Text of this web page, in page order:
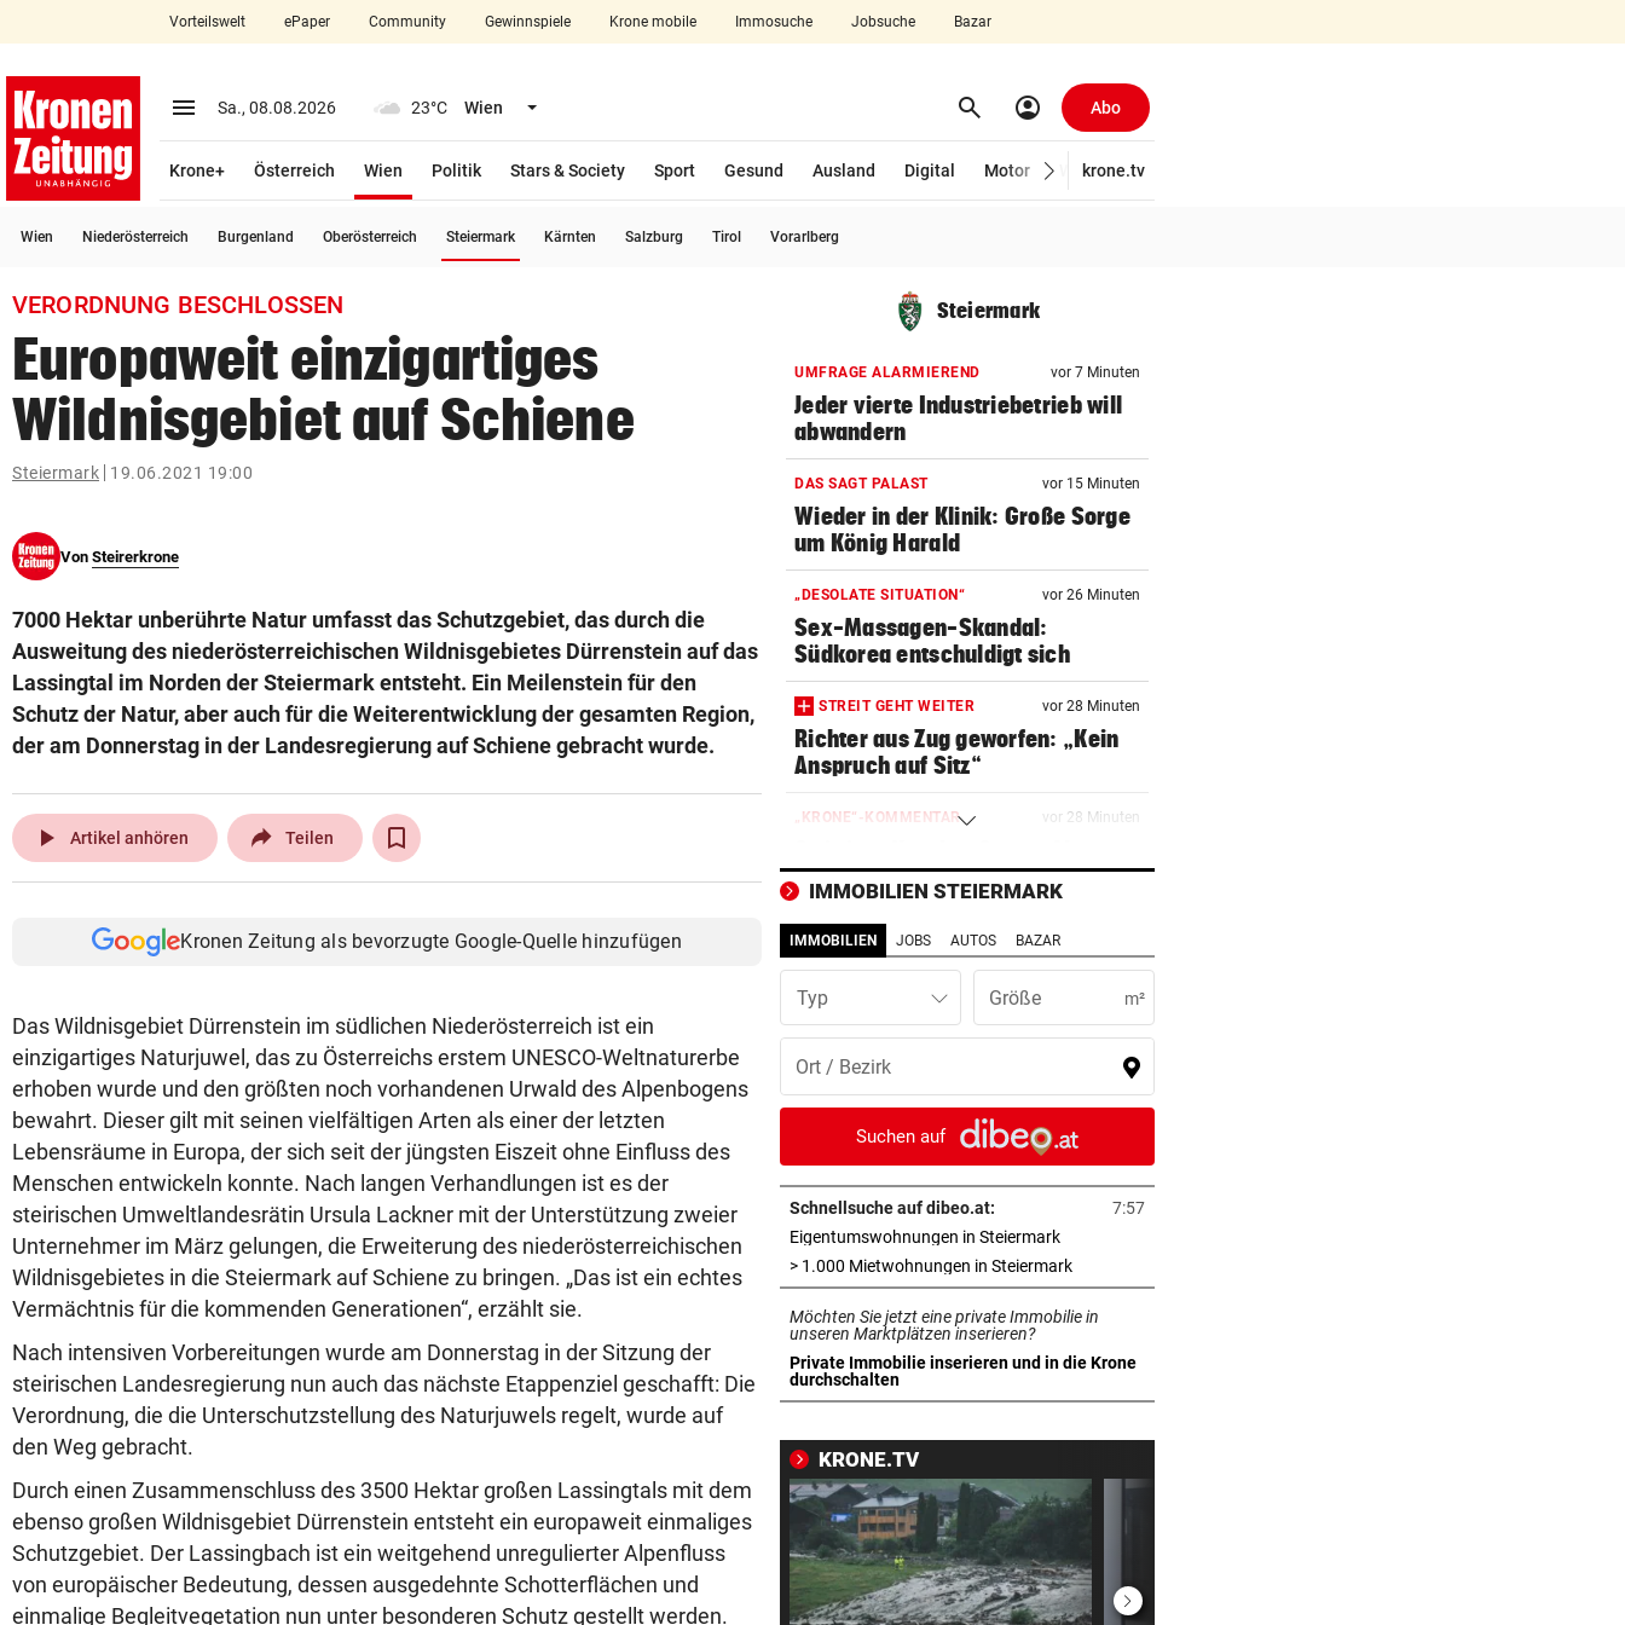
closeSchließen
account_circle Anmelden
arrow_right
Bundesland auswählen
bookmark
search
Suchbegriff
eingeben
© Krone Multimedia GmbH & Co KG 2026
Vorteilswelt ePaper Community Gewinnspiele Krone mobile Immosuche Jobsuche Bazar
menu Menü aufklappen
Sa., 08.08.2026 23°C Wien Menü aufklappen search Suchen
account_circle Abo
Krone+ Österreich Wien
Politik
Stars & Society Sport Gesund Ausland Digital Motor Wirtschaft
krone.tv
Wien Niederösterreich Burgenland Oberösterreich Steiermark Kärnten Salzburg Tirol Vorarlberg
VERORDNUNG BESCHLOSSEN
Europaweit einzigartiges
Wildnisgebiet auf Schiene
Steiermark 19.06.2021 19:00
Von Steirerkrone
7000 Hektar unberührte Natur umfasst das Schutzgebiet, das durch die
Ausweitung des niederösterreichischen Wildnisgebietes Dürrenstein auf das
Lassingtal im Norden der Steiermark entsteht. Ein Meilenstein für den
Schutz der Natur, aber auch für die Weiterentwicklung der gesamten Region,
der am Donnerstag in der Landesregierung auf Schiene gebracht wurde.
play_arrow Artikel anhören Teilen
Kronen Zeitung als bevorzugte Google-Quelle hinzufügen
Das Wildnisgebiet Dürrenstein im südlichen Niederösterreich ist ein
einzigartiges Naturjuwel, das zu Österreichs erstem UNESCO-Weltnaturerbe
erhoben wurde und den größten noch vorhandenen Urwald des Alpenbogens
bewahrt. Dieser gilt mit seinen vielfältigen Arten als einer der letzten
Lebensräume in Europa, der sich seit der jüngsten Eiszeit ohne Einfluss des
Menschen entwickeln konnte. Nach langen Verhandlungen ist es der
steirischen Umweltlandesrätin Ursula Lackner mit der Unterstützung zweier
Unternehmer im März gelungen, die Erweiterung des niederösterreichischen
Wildnisgebietes in die Steiermark auf Schiene zu bringen. „Das ist ein echtes
Vermächtnis für die kommenden Generationen“, erzählt sie.
Nach intensiven Vorbereitungen wurde am Donnerstag in der Sitzung der
steirischen Landesregierung nun auch das nächste Etappenziel geschafft: Die
Verordnung, die die Unterschutzstellung des Naturjuwels regelt, wurde auf
den Weg gebracht.
Durch einen Zusammenschluss des 3500 Hektar großen Lassingtals mit dem
ebenso großen Wildnisgebiet Dürrenstein entsteht ein europaweit einmaliges
Schutzgebiet. Der Lassingbach ist ein weitgehend unregulierter Alpenfluss
von europäischer Bedeutung, dessen ausgedehnte Schotterflächen und
einmalige Begleitvegetation nun unter besonderen Schutz gestellt werden.
Steiermark
UMFRAGE ALARMIEREND vor 7 Minuten
Jeder vierte Industriebetrieb will
abwandern
DAS SAGT PALAST vor 15 Minuten
Wieder in der Klinik: Große Sorge
um König Harald
„DESOLATE SITUATION“ vor 26 Minuten
Sex-Massagen-Skandal:
Südkorea entschuldigt sich
STREIT GEHT WEITER vor 28 Minuten
Richter aus Zug geworfen: „Kein
Anspruch auf Sitz“
„KRONE“-KOMMENTAR vor 28 Minuten
er recht hat …
TOPSPIELERIN
„Salzburg war für mich die erste
Wahl“
WM-TEAMCHEF STINKSAUER vor einer Stunde
„Ratte“: Hat Cannavaro einen
Verräter im Team?
ARBEIT UND URLAUB vor einer Stunde
Steirische Ärztin tauschte LKH
gegen „Traumschiff“
PEDALE VERWECHSELT vor einer Stunde
Tiroler Seniorin (76) „versenkte“
Auto in Baugrube
TRAINER ZARIC DEUTLICH vor einer Stunde
Trotz 3:1 gegen WSG bleibt
FÄHIGKEITEN BEDENKLICH vor einer Stunde
Sorge um Sicherheit: OpenAI
muss neue KI einhegen
WARTEN AUF DEN SIEG? vor 2 Stunden
IMMOBILIEN STEIERMARK
IMMOBILIEN JOBS AUTOS BAZAR
Typ m²
Suchen auf
Schnellsuche auf dibeo.at:
7:57
Eigentumswohnungen in Steiermarkin neuem Tab öffnen
> 1.000 Mietwohnungen in Steiermarkin neuem Tab öffnen
Möchten Sie jetzt eine private Immobilie in
unseren Marktplätzen inserieren?
Private Immobilie inserieren und in die Krone
durchschalten
in neuem Tab öffnen
KRONE.TV